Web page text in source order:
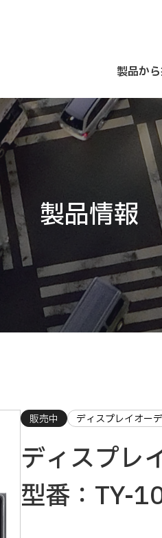
製品か
製品情報
販売中 ディスプレイオー
ディスプレ
型番：TY-